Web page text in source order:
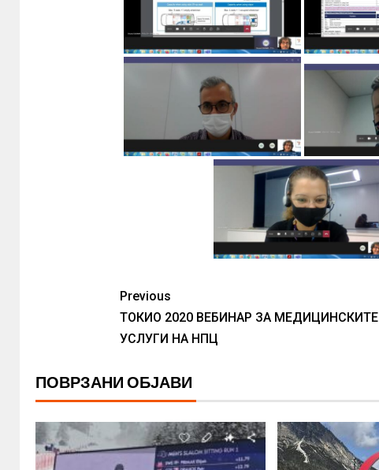
Previous
ТОКИО 2020 ВЕБИНАР ЗА МЕДИЦИНСКИТЕ
УСЛУГИ НА НПЦ
ПОВРЗАНИ ОБЈАВИ